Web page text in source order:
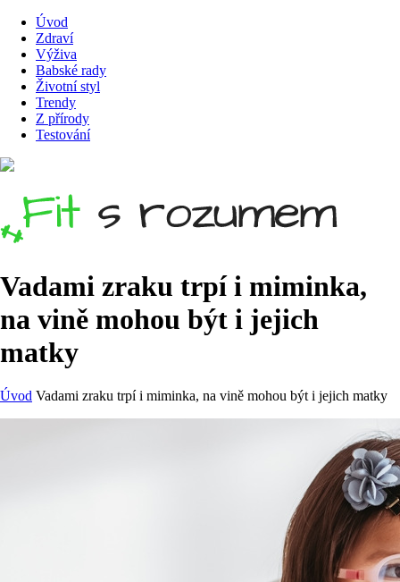
Úvod
Zdraví
Výživa
Babské rady
Životní styl
Trendy
Z přírody
Testování
Vadami zraku trpí i miminka,
na vině mohou být i jejich
matky
Úvod Vadami zraku trpí i miminka, na vině mohou být i jejich matky